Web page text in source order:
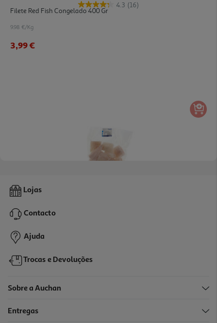
4.3 (16)
Filete Red Fish Congelado 400 Gr
9.98 €/Kg
3,99 €
Filete De Cavala Congelado 500 Gr
3,99 €
Lojas
Contacto
Ajuda
Trocas e Devoluções
Sobre a Auchan
Entregas